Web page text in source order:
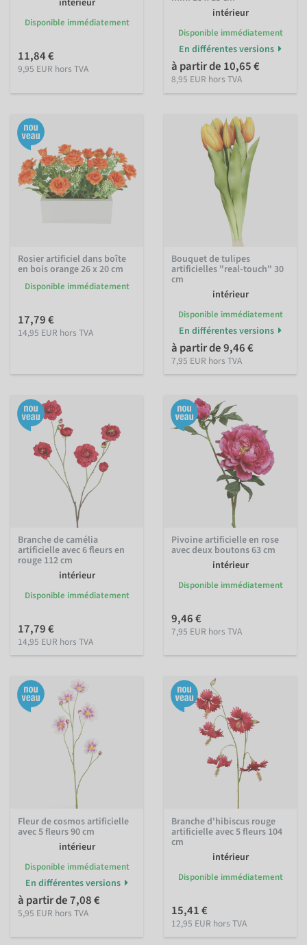
intérieur
Disponible immédiatement
11,84 €
9,95 EUR hors TVA
intérieur
Disponible immédiatement
En différentes versions
à partir de 10,65 €
8,95 EUR hors TVA
Rosier artificiel dans boîte
en bois orange 26 x 20 cm
Disponible immédiatement
17,79 €
14,95 EUR hors TVA
Bouquet de tulipes
artificielles "real-touch" 30
cm
intérieur
Disponible immédiatement
En différentes versions
à partir de 9,46 €
7,95 EUR hors TVA
Branche de camélia
artificielle avec 6 fleurs en
rouge 112 cm
intérieur
Disponible immédiatement
17,79 €
14,95 EUR hors TVA
Pivoine artificielle en rose
avec deux boutons 63 cm
intérieur
Disponible immédiatement
9,46 €
7,95 EUR hors TVA
Fleur de cosmos artificielle
avec 5 fleurs 90 cm
intérieur
Disponible immédiatement
En différentes versions
à partir de 7,08 €
5,95 EUR hors TVA
Branche d'hibiscus rouge
artificielle avec 5 fleurs 104
cm
intérieur
Disponible immédiatement
15,41 €
12,95 EUR hors TVA